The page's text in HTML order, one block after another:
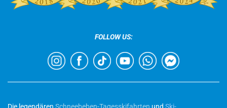
FOLLOW US: